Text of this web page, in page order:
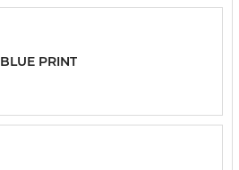
BLUE PRINT